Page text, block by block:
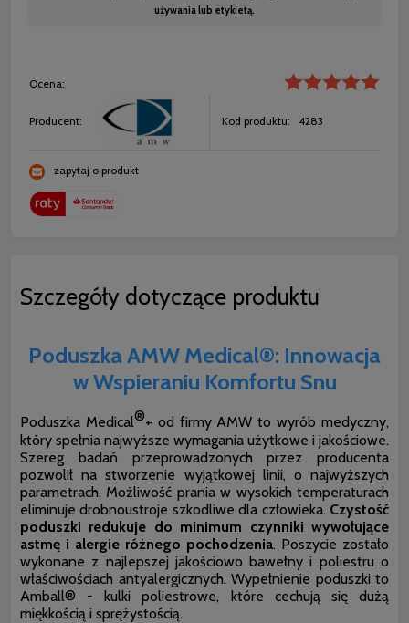
używania lub etykietą.
Ocena:
Producent: Kod produktu: 4283
zapytaj o produkt
Szczegóły dotyczące produktu
Poduszka AMW Medical®: Innowacja
w Wspieraniu Komfortu Snu
Poduszka Medical®+ od firmy AMW to wyrób medyczny,
który spełnia najwyższe wymagania użytkowe i jakościowe.
Szereg badań przeprowadzonych przez producenta
pozwolił na stworzenie wyjątkowej linii, o najwyższych
parametrach. Możliwość prania w wysokich temperaturach
eliminuje drobnoustroje szkodliwe dla człowieka. Czystość
poduszki redukuje do minimum czynniki wywołujące
astmę i alergie różnego pochodzenia. Poszycie zostało
wykonane z najlepszej jakościowo bawełny i poliestru o
właściwościach antyalergicznych. Wypełnienie poduszki to
Amball® - kulki poliestrowe, które cechują się dużą
miękkością i sprężystością.